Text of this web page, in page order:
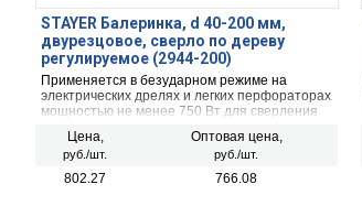
STAYER Балеринка, d 40-200 мм,
двурезцовое, сверло по дереву
регулируемое (2944-200)
Применяется в безударном режиме на
электрических дрелях и легких перфораторах
мощностью не менее 750 Вт для сверления
фанере и ДСП толщиной до 30мм
Цена,
руб./шт.
Оптовая цена,
руб./шт.
802.27 766.08